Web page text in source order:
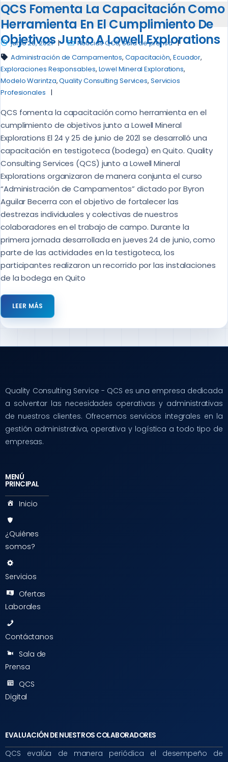
QCS Fomenta La Capacitación Como
Herramienta En El Cumplimiento De
Objetivos Junto A Lowell Explorations
junio 28, 2021 Noticias QCS,Sala de prensa
Administración de Campamentos,Capacitaciòn, Ecuador,
Exploraciones Responsables, Lowel Mineral Explorations,
Modelo Warintza,Quality Consulting Services, Servicios
Profesionales
QCS fomenta la capacitación como herramienta en el
cumplimiento de objetivos junto a Lowell Mineral
Explorations El 24 y 25 de junio de 2021 se desarrolló una
capacitación en testigoteca (bodega) en Quito. Quality
Consulting Services (QCS) junto a Lowell Mineral
Explorations organizaron de manera conjunta el curso
“Administración de Campamentos” dictado por Byron
Aguilar Becerra con el objetivo de fortalecer las
destrezas individuales y colectivas de nuestros
colaboradores en el trabajo de campo. Durante la
primera jornada desarrollada en jueves 24 de junio, como
parte de las actividades en la testigoteca, los
participantes realizaron un recorrido por las instalaciones
de la bodega en Quito
LEER MÁS
Quality Consulting Service - QCS es una empresa dedicada
a solventar las necesidades operativas y administrativas
de nuestros clientes. Ofrecemos servicios integrales en la
gestión administrativa, operativa y logística a todo tipo de
empresas.
MENÚ
PRINCIPAL
Inicio
¿Quiénes
somos?
Servicios
Ofertas
Laborales
Contáctanos
Sala de
Prensa
QCS
Digital
EVALUACIÓN DE NUESTROS COLABORADORES
QCS evalúa de manera periódica el desempeño de